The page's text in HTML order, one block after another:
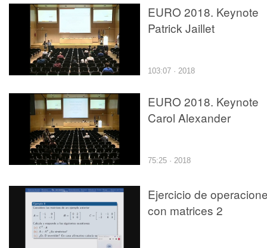
EURO 2018. Keynote
Patrick Jaillet
103:07 · 2018
EURO 2018. Keynote
Carol Alexander
75:25 · 2018
Ejercicio de
con matrices 2